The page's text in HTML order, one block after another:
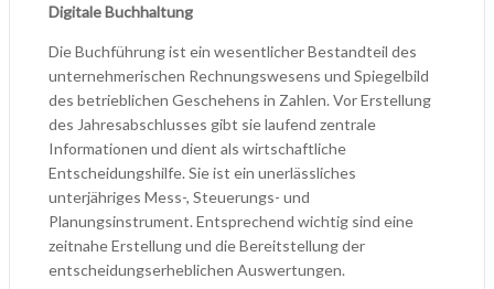
Digitale Buchhaltung
Die Buchführung ist ein wesentlicher Bestandteil des
unternehmerischen Rechnungswesens und Spiegelbild
des betrieblichen Geschehens in Zahlen. Vor Erstellung
des Jahresabschlusses gibt sie laufend zentrale
Informationen und dient als wirtschaftliche
Entscheidungshilfe. Sie ist ein unerlässliches
unterjähriges Mess-, Steuerungs- und
Planungsinstrument. Entsprechend wichtig sind eine
zeitnahe Erstellung und die Bereitstellung der
entscheidungserheblichen Auswertungen.